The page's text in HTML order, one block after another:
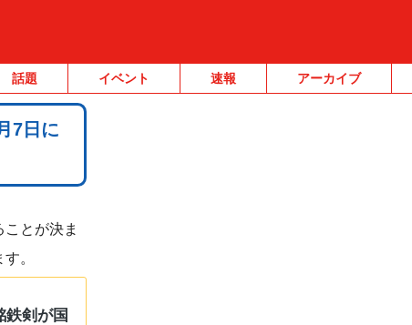
話題 イベント 速報 アーカイブ
7日に
とが決ま
。
鉄剣が国